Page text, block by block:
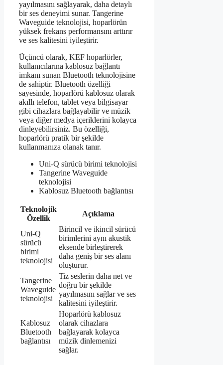
yayılmasını sağlayarak, daha detaylı
bir ses deneyimi sunar. Tangerine
Waveguide teknolojisi, hoparlörün
yüksek frekans performansını arttırır
ve ses kalitesini iyileştirir.
Üçüncü olarak, KEF hoparlörler,
kullanıcılarına kablosuz bağlantı
imkanı sunan Bluetooth teknolojisine
de sahiptir. Bluetooth özelliği
sayesinde, hoparlörü kablosuz olarak
akıllı telefon, tablet veya bilgisayar
gibi cihazlara bağlayabilir ve müzik
veya diğer medya içeriklerini kolayca
dinleyebilirsiniz. Bu özelliği,
hoparlörü pratik bir şekilde
kullanmanıza olanak tanır.
Uni-Q sürücü birimi teknolojisi
Tangerine Waveguide
teknolojisi
Kablosuz Bluetooth bağlantısı
Teknolojik
Özellik
Açıklama
Uni-Q
sürücü
birimi
teknolojisi
Birincil ve ikincil sürücü
birimlerini aynı akustik
eksende birleştirerek
daha geniş bir ses alanı
oluşturur.
Tangerine
Waveguide
teknolojisi
Tiz seslerin daha net ve
doğru bir şekilde
yayılmasını sağlar ve ses
kalitesini iyileştirir.
Kablosuz
Bluetooth
bağlantısı
Hoparlörü kablosuz
olarak cihazlara
bağlayarak kolayca
müzik dinlemenizi
sağlar.